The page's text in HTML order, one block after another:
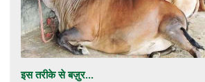
इस तरीके से बज़ुर...